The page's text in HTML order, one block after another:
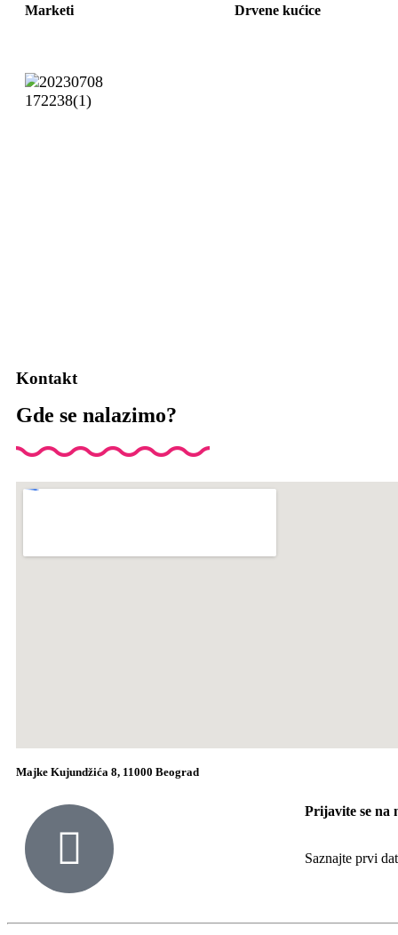
Marketi Drvene kućice
Kontakt
Gde se nalazimo?
Majke Kujundžića 8, 11000 Beograd
Prijavite se na
Saznajte prvi